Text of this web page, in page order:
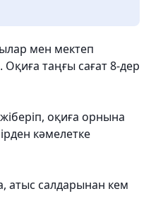
мен мектеп
таңғы сағат 8-дер
оқиға орнына
кәмелетке
атыс салдарынан кем